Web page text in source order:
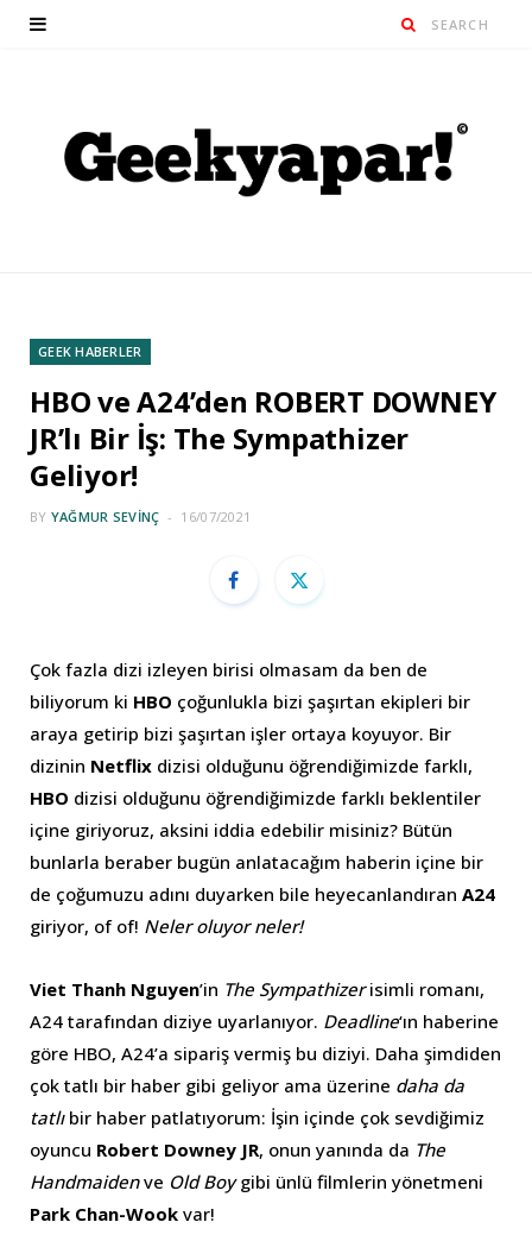
GEEK HABERLER
HBO ve A24’den ROBERT DOWNEY
JR’lı Bir İş: The Sympathizer
Geliyor!
BY YAĞMUR SEVINÇ 16/07/2021
Çok fazla dizi izleyen birisi olmasam da ben de
biliyorum ki HBO çoğunlukla bizi şaşırtan ekipleri bir
araya getirip bizi şaşırtan işler ortaya koyuyor. Bir
dizinin Netflix dizisi olduğunu öğrendiğimizde farklı,
HBO dizisi olduğunu öğrendiğimizde farklı beklentiler
içine giriyoruz, aksini iddia edebilir misiniz? Bütün
bunlarla beraber bugün anlatacağım haberin içine bir
de çoğumuzu adını duyarken bile heyecanlandıran A24
giriyor, of of! Neler oluyor neler!
Viet Thanh Nguyen’in The Sympathizerisimli romanı,
A24 tarafından diziye uyarlanıyor. Deadline‘ın haberine
göre HBO, A24’a sipariş vermiş bu diziyi. Daha şimdiden
çok tatlı bir haber gibi geliyor ama üzerine daha da
tatlıbir haber patlatıyorum: İşin içinde çok sevdiğimiz
oyuncu Robert Downey JR, onun yanında da The
Handmaidenve Old Boygibi ünlü filmlerin yönetmeni
Park Chan-Wook var!